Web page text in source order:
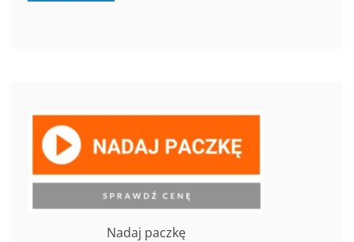
Nadaj paczkę